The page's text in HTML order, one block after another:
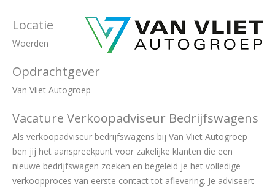
Locatie
Woerden
Opdrachtgever
Van Vliet Autogroep
Vacature Verkoopadviseur Bedrijfswagens
Als verkoopadviseur bedrijfswagens bij Van Vliet Autogroep
ben jij het aanspreekpunt voor zakelijke klanten die een
nieuwe bedrijfswagen zoeken en begeleid je het volledige
verkoopproces van eerste contact tot aflevering. Je adviseert